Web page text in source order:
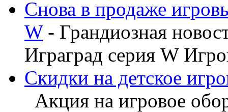
Снова в продаже
W- Грандиозная
Играград серия W
Скидки на детское
Акция на игровое